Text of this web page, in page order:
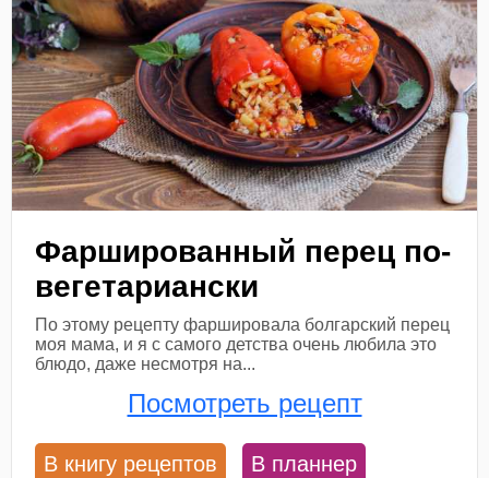
Фаршированный перец по-
вегетариански
По этому рецепту фаршировала болгарский перец
моя мама, и я с самого детства очень любила это
блюдо, даже несмотря на...
Посмотреть рецепт
В книгу рецептов В планнер